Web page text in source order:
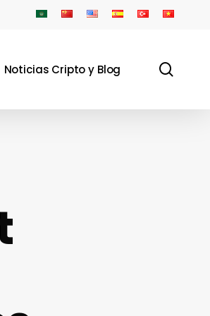
Noticias Cripto y Blog